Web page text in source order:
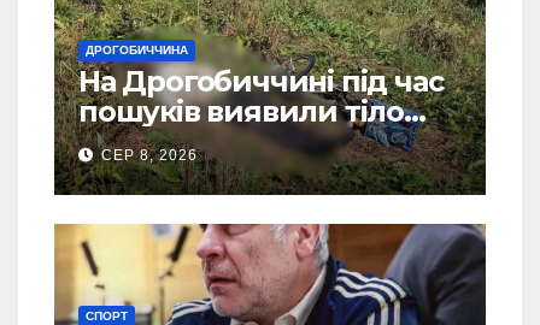
ДРОГОБИЧЧИНА
На Дрогобиччині під час
пошуків виявили тіло
зниклого чоловіка
СЕР 8, 2026
СПОРТ